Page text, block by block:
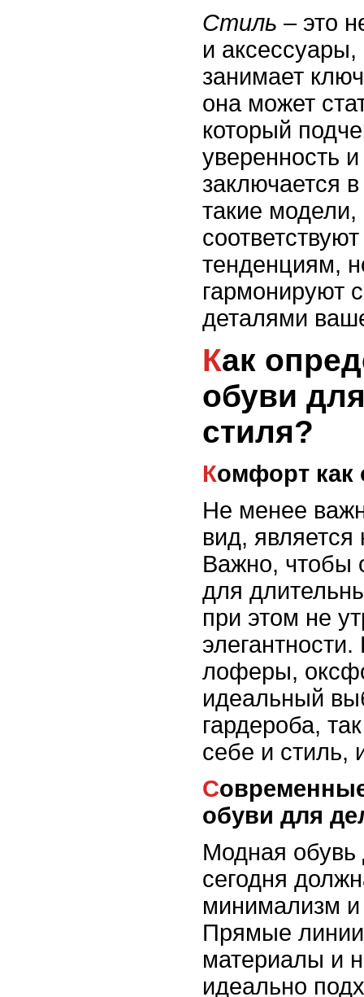
Стиль – это
и
занимает
она может
который
уверенность
заключается
такие модели,
тенденциям,
гармонируют
деталями
Как определить тип
обуви
стиля?
Комфорт
Не менее
вид,
Важно, чтобы
для
при этом не
лоферы,
идеальный
гардероба,
себе и стиль,
Современные тенденции в
обуви для
Модная обувь
сегодня
минимализм и
Прямые
материалы и
идеально